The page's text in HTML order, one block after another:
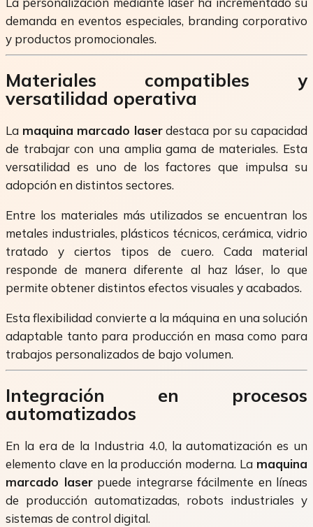
demanda en eventos especiales, branding corporativo
y productos promocionales.
Materiales compatibles y
versatilidad operativa
La maquina marcado laserdestaca por su capacidad
de trabajar con una amplia gama de materiales. Esta
versatilidad es uno de los factores que impulsa su
adopción en distintos sectores.
Entre los materiales más utilizados se encuentran los
metales industriales, plásticos técnicos, cerámica, vidrio
tratado y ciertos tipos de cuero. Cada material
responde de manera diferente al haz láser, lo que
permite obtener distintos efectos visuales y acabados.
Esta flexibilidad convierte a la máquina en una solución
adaptable tanto para producción en masa como para
trabajos personalizados de bajo volumen.
Integración en procesos
automatizados
En la era de la Industria 4.0, la automatización es un
elemento clave en la producción moderna. La maquina
marcado laserpuede integrarse fácilmente en líneas
de producción automatizadas, robots industriales y
sistemas de control digital.